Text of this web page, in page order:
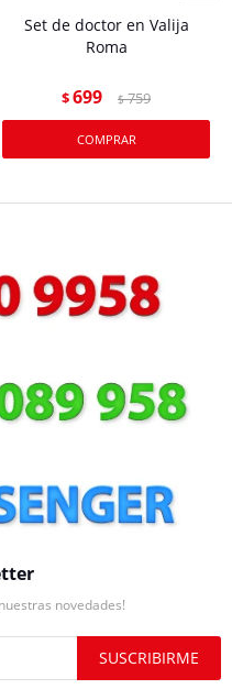
Set de doctor en Valija
Roma
$699 $ 759
novedades!
SUSCRIBIRME